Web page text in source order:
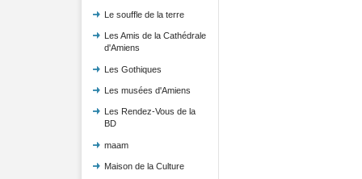
Le souffle de la terre
Les Amis de la Cathédrale
d'Amiens
Les Gothiques
Les musées d'Amiens
Les Rendez-Vous de la
BD
maam
Maison de la Culture